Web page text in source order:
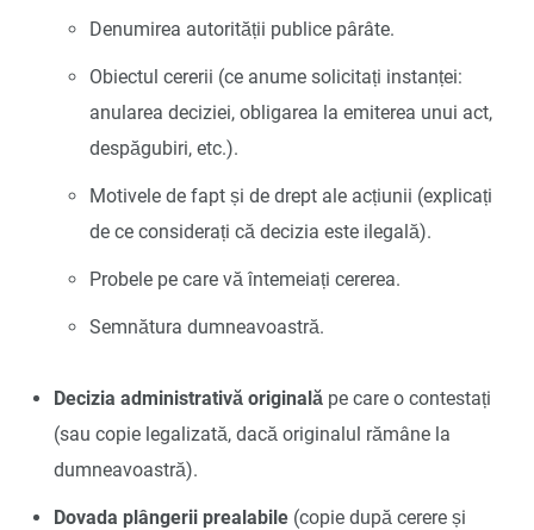
Denumirea autorității publice pârâte.
Obiectul cererii (ce anume solicitați instanței:
anularea deciziei, obligarea la emiterea unui act,
despăgubiri, etc.).
Motivele de fapt și de drept ale acțiunii (explicați
de ce considerați că decizia este ilegală).
Probele pe care vă întemeiați cererea.
Semnătura dumneavoastră.
Decizia administrativă originală pe care o contestați
(sau copie legalizată, dacă originalul rămâne la
dumneavoastră).
Dovada plângerii prealabile (copie după cerere și